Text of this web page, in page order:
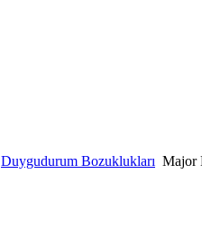
Duygudurum Bozuklukları Major